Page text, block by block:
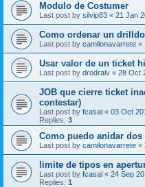
Modulo de Costumer
Last post by silvip83 « 21 Jan
Como ordenar un
Last post by camilonavarrete «
Usar valor de un ticket
Last post by drodralv « 28 Oct
JOB que cierre ticket
contestar)
Last post by fcasal « 03 Oct
Replies: 3
Como puedo anidar
Last post by camilonavarrete «
limite de tipos en
Last post by fcasal « 24 Sep
Replies: 1